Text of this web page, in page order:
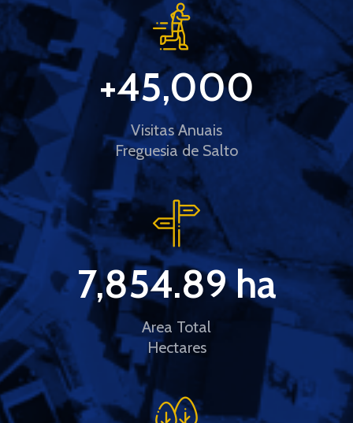
Visitas Anuais
Freguesia de Salto
+45,000
Area Total
Hectares
7,854.89 ha